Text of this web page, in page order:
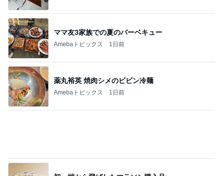
初っ端から飛ばしたマラソン購入品
Amebaトピックス 1日前